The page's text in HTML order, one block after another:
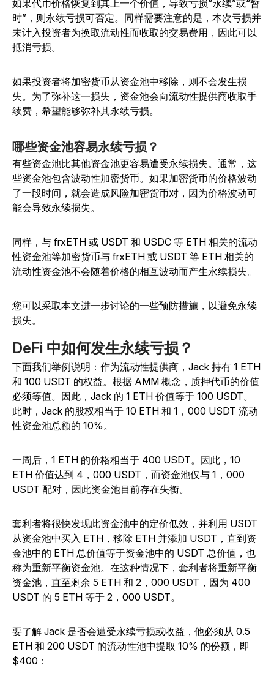
如果代币价格恢复到其上一个价值，导致亏损“永续”或“暂
时”，则永续亏损可否定。同样需要注意的是，本次亏损并
未计入投资者为换取流动性而收取的交易费用，因此可以
抵消亏损。
如果投资者将加密货币从资金池中移除，则不会发生损
失。为了弥补这一损失，资金池会向流动性提供商收取手
续费，希望能够弥补其永续亏损。
哪些资金池容易永续亏损？
有些资金池比其他资金池更容易遭受永续损失。通常，这
些资金池包含波动性加密货币。如果加密货币的价格波动
了一段时间，就会造成风险加密货币对，因为价格波动可
能会导致永续损失。
同样，与 frxETH 或 USDT 和 USDC 等 ETH 相关的流动
性资金池等加密货币与 frxETH 或 USDT 等 ETH 相关的
流动性资金池不会随着价格的相互波动而产生永续损失。
您可以采取本文进一步讨论的一些预防措施，以避免永续
损失。
DeFi 中如何发生永续亏损？
下面我们举例说明：作为流动性提供商，Jack 持有 1 ETH
和 100 USDT 的权益。根据 AMM 概念，质押代币的价值
必须等值。因此，Jack 的 1 ETH 价值等于 100 USDT。
此时，Jack 的股权相当于 10 ETH 和 1，000 USDT 流动
性资金池总额的 10%。
一周后，1 ETH 的价格相当于 400 USDT。因此，10
ETH 价值达到 4，000 USDT，而资金池仅与 1，000
USDT 配对，因此资金池目前存在失衡。
套利者将很快发现此资金池中的定价低效，并利用 USDT
从资金池中买入 ETH，移除 ETH 并添加 USDT，直到资
金池中的 ETH 总价值等于资金池中的 USDT 总价值，也
称为重新平衡资金池。在这种情况下，套利者将重新平衡
资金池，直至剩余 5 ETH 和 2，000 USDT，因为 400
USDT 的 5 ETH 等于 2，000 USDT。
要了解 Jack 是否会遭受永续亏损或收益，他必须从 0.5
ETH 和 200 USDT 的流动性池中提取 10% 的份额，即
$400：